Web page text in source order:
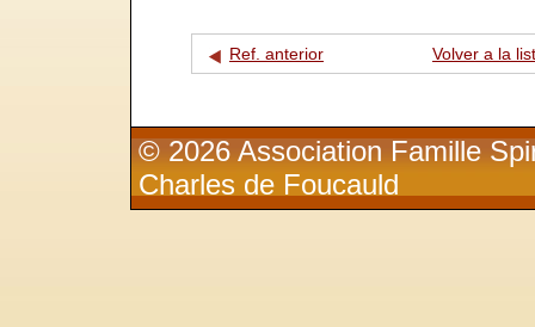
Ref. anterior Volver a la
© 2026 Association Famille
Charles de Foucauld